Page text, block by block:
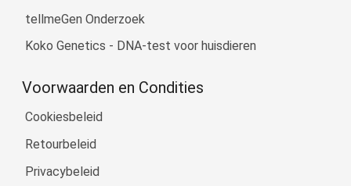
tellmeGen Onderzoek
Koko Genetics - DNA-test voor huisdieren
Voorwaarden en Condities
Cookiesbeleid
Retourbeleid
Privacybeleid